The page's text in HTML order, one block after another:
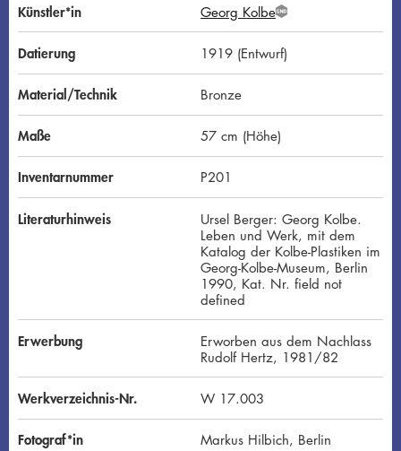
Künstler*in Georg KolbeG
N
D
Datierung 1919 (Entwurf)
Material/Technik Bronze
Maße 57 cm (Höhe)
Inventarnummer P201
Literaturhinweis
Ursel Berger: Georg Kolbe.
Leben und Werk, mit dem
Katalog der Kolbe-Plastiken im
Georg-Kolbe-Museum, Berlin
1990, Kat. Nr. field not
defined
Erwerbung
Erworben aus dem Nachlass
Rudolf Hertz, 1981/82
Werkverzeichnis-Nr. W 17.003
Fotograf*in Markus Hilbich, Berlin